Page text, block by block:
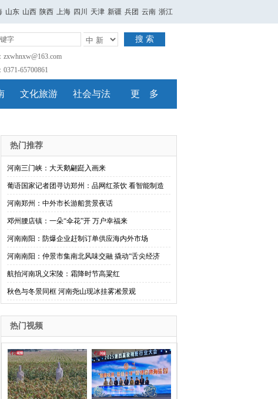
山东 山西 陕西 上海 四川 天津 新疆 兵团 云南 浙江
搜 索
65700861
文化旅游 社会与法 更 多
热门推荐
河南三门峡：大天鹅翩跹入画来
葡语国家记者团寻访郑州：品网红茶饮 看智能制造
河南郑州：中外市长游船赏景夜话
邓州腰店镇：一朵“伞花”开 万户幸福来
河南南阳：防爆企业赶制订单供应海内外市场
河南南阳：仲景市集南北风味交融 撬动“舌尖经济
航拍河南巩义宋陵：霜降时节高粱红
秋色与冬景同框 河南尧山现冰挂雾凇景观
热门视频